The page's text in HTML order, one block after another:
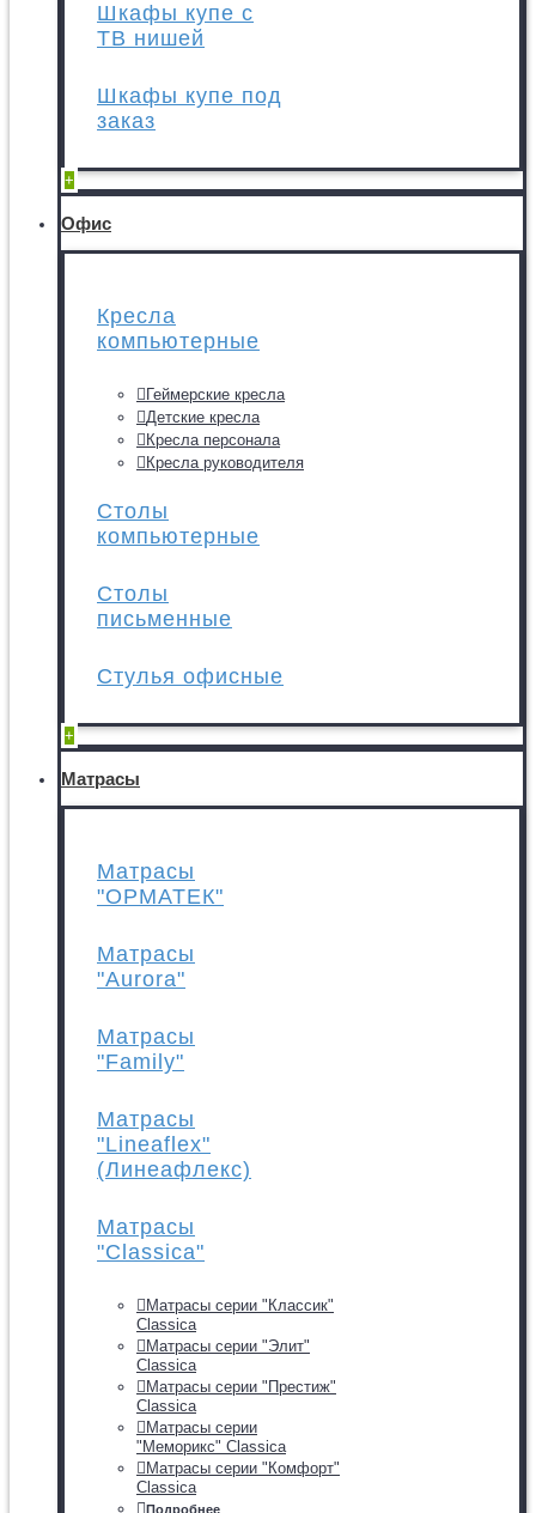
Шкафы купе с
ТВ нишей
Шкафы купе под
заказ
+
Офис
Кресла
компьютерные
Геймерские кресла
Детские кресла
Кресла персонала
Кресла руководителя
Столы
компьютерные
Столы
письменные
Стулья офисные
+
Матрасы
Матрасы
"ОРМАТЕК"
Матрасы
"Aurora"
Матрасы
"Family"
Матрасы
"Lineaflex"
(Линеафлекс)
Матрасы
"Classica"
Матрасы серии "Классик"
Classica
Матрасы серии "Элит"
Classica
Матрасы серии "Престиж"
Classica
Матрасы серии
"Меморикс" Classica
Матрасы серии "Комфорт"
Classica
Подробнее